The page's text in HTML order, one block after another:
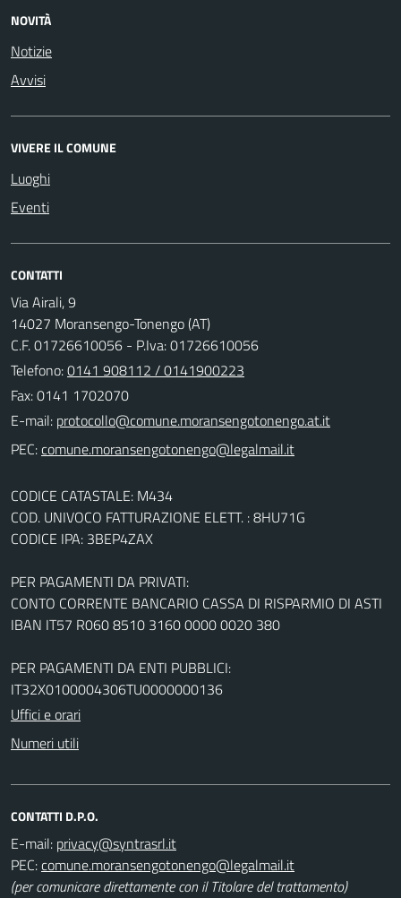
NOVITÀ
Notizie
Avvisi
VIVERE IL COMUNE
Luoghi
Eventi
CONTATTI
Via Airali, 9
14027 Moransengo-Tonengo (AT)
C.F. 01726610056 - P.Iva: 01726610056
Telefono:0141 908112 / 0141900223
Fax: 0141 1702070
E-mail:
PEC:
CODICE CATASTALE: M434
COD. UNIVOCO FATTURAZIONE ELETT. : 8HU71G
CODICE IPA: 3BEP4ZAX
PER PAGAMENTI DA PRIVATI:
CONTO CORRENTE BANCARIO CASSA DI RISPARMIO DI ASTI
IBAN IT57 R060 8510 3160 0000 0020 380
PER PAGAMENTI DA ENTI PUBBLICI:
IT32X0100004306TU0000000136
Uffici e orari
Numeri utili
CONTATTI D.P.O.
E-mail:
PEC:
(per comunicare direttamente con il Titolare del trattamento)